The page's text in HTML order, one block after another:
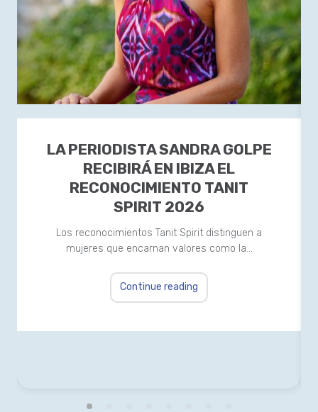
LA PERIODISTA SANDRA GOLPE
RECIBIRÁ EN IBIZA EL
RECONOCIMIENTO TANIT
SPIRIT 2026
Los reconocimientos Tanit Spirit distinguen a
mujeres que encarnan valores como la…
Continue reading